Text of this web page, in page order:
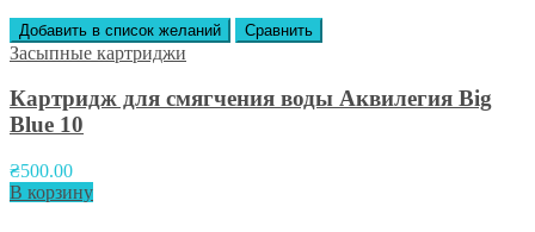
Добавить в список желаний Сравнить
Засыпные картриджи
Картридж для смягчения воды Аквилегия Вig
Вlue 10
₴500.00
В корзину